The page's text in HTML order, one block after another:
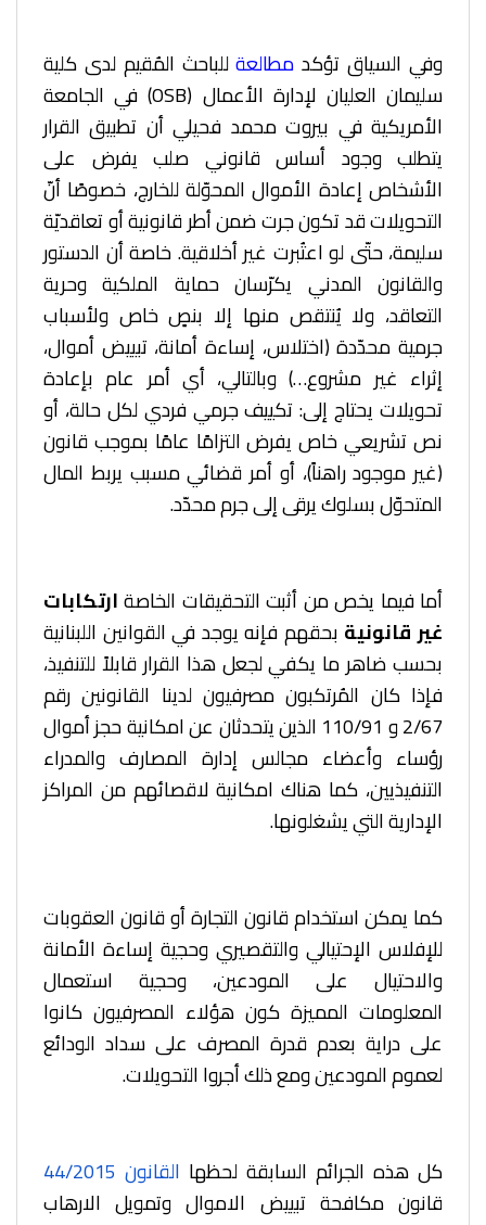
وفي السياق تؤكد مطالعةللباحث المُقيم لدى كلية
سليمان العليان لإدارة الأعمال (OSB) في الجامعة
الأمريكية في بيروت محمد فحيلي أن تطبيق القرار
يتطلب وجود أساس قانوني صلب يفرض على
الأشخاص إعادة الأموال المحوّلة للخارج، خصوصًا أنّ
التحويلات قد تكون جرت ضمن أطر قانونية أو تعاقديّة
سليمة، حتّى لو اعتُبرت غير أخلاقية. خاصة أن الدستور
والقانون المدني يكرّسان حماية الملكية وحرية
التعاقد، ولا يُنتقص منها إلا بنصٍ خاص ولأسباب
جرمية محدّدة (اختلاس، إساءة أمانة، تبييض أموال،
إثراء غير مشروع…) وبالتالي، أي أمر عام بإعادة
تحويلات يحتاج إلى: تكييف جرمي فردي لكل حالة، أو
نص تشريعي خاص يفرض التزامًا عامًا بموجب قانون
(غير موجود راهناً)، أو أمر قضائي مسبب يربط المال
المتحوّل بسلوك يرقى إلى جرم محدّد.
أما فيما يخص من أثبت التحقيقات الخاصةارتكابات
غير قانونية بحقهم فإنه يوجد في القوانين اللبنانية
بحسب ضاهر ما يكفي لجعل هذا القرار قابلاً للتنفيذ،
فإذا كان المُرتكبون مصرفيون لدينا القانونين رقم
2/67 و 110/91 الذين يتحدثان عن امكانية حجز أموال
رؤساء وأعضاء مجالس إدارة المصارف والمدراء
التنفيذيين، كما هناك امكانية لاقصائهم من المراكز
الإدارية التي يشغلونها.
كما يمكن استخدام قانون التجارة أو قانون العقوبات
للإفلاس الإحتيالي والتقصيري وحجية إساءة الأمانة
والاحتيال على المودعين، وحجية استعمال
المعلومات المميزة كون هؤلاء المصرفيون كانوا
على دراية بعدم قدرة المصرف على سداد الودائع
لعموم المودعين ومع ذلك أجروا التحويلات.
كل هذه الجرائم السابقة لحظها القانون 44/2015
قانون مكافحة تبييض الاموال وتمويل الارهاب